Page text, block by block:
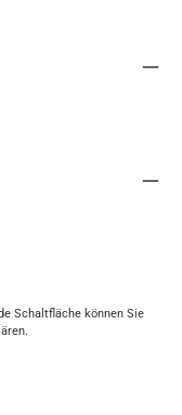
Schaltfläche können Sie